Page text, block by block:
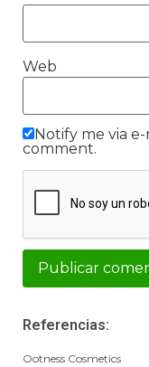
Web
Notify me via
comment.
Referencias:
Ootness Cosmetics